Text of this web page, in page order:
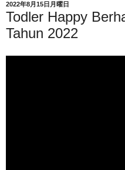
2022年8月15日月曜日
Todler Happy
Tahun 2022